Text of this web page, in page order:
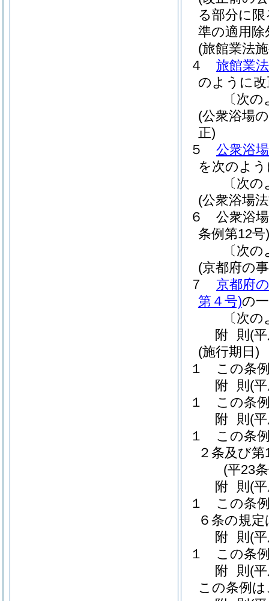
る部分に限
準の適用
(旅館業法
４
旅館業
のように
〔次
(公衆浴場
正)
５
公衆浴
を次のよ
〔次
(公衆浴場
６
公衆浴
条例第12号)
〔次
(京都府の
７
京都府
第４号)の
〔次
附 則 (
(施行期日)
１
この条
附 則 (
１
この条
附 則 (
１
この条
２条及び
(平23
附 則 (
１
この条
６条の規
附 則 (
１
この条
附 則 (
この条例